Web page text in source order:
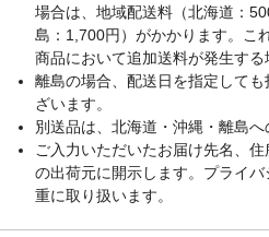
場合は、地域配送料（北海道：
島：1,700円）がかかります。こ
商品において追加送料が発生する
離島の場合、配送日を指定して
ざいます。
別送品は、北海道・沖縄・離島へ
ご入力いただいたお届け先名、
の出荷元に開示します。プライ
重に取り扱います。